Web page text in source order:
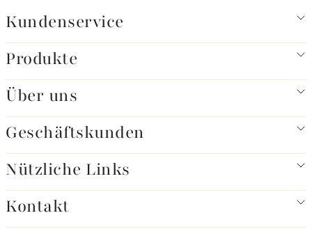
Kundenservice
Produkte
Über uns
Geschäftskunden
Nützliche Links
Kontakt